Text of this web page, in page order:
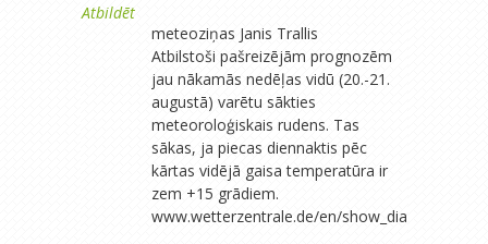
Atbildēt
‪meteoziņas‬ Janis Trallis
Atbilstoši pašreizējām prognozēm
jau nākamās nedēļas vidū (20.-21.
augustā) varētu sākties
meteoroloģiskais rudens. Tas
sākas, ja piecas diennaktis pēc
kārtas vidējā gaisa temperatūra ir
zem +15 grādiem.
www.wetterzentrale.de/en/show_diag...